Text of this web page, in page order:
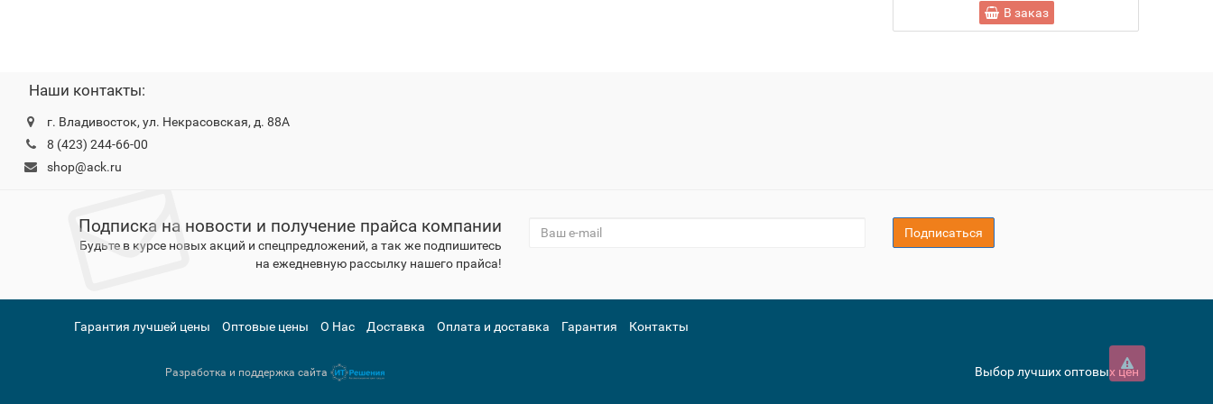
В заказ
Наши контакты:
г. Владивосток, ул. Некрасовская, д. 88А
8 (423) 244-66-00
shop@ack.ru
Подписка на новости и получение прайса компании
Будьте в курсе новых акций и спецпредложений, а так же подпишитесь
на ежедневную рассылку нашего прайса!
Подписаться
Гарантия лучшей цены Оптовые цены О Нас Доставка Оплата и доставка Гарантия Контакты
Разработка и поддержка сайта Выбор лучших оптовых цен